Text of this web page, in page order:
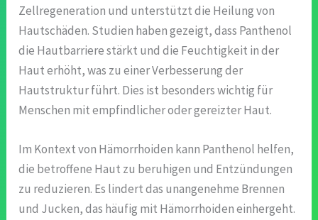
Zellregeneration und unterstützt die Heilung von
Hautschäden. Studien haben gezeigt, dass Panthenol
die Hautbarriere stärkt und die Feuchtigkeit in der
Haut erhöht, was zu einer Verbesserung der
Hautstruktur führt. Dies ist besonders wichtig für
Menschen mit empfindlicher oder gereizter Haut.
Im Kontext von Hämorrhoiden kann Panthenol helfen,
die betroffene Haut zu beruhigen und Entzündungen
zu reduzieren. Es lindert das unangenehme Brennen
und Jucken, das häufig mit Hämorrhoiden einhergeht.